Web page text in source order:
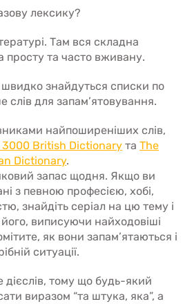
лексику?
Там вся складна
просту та часто вживану.
швидко знайдуться списки по
слів для запам’ятовування.
найпоширеніших слів,
3000 British Dictionary та The
Dictionary.
запас щодня. Якщо ви
з певною професією, хобі,
знайдіть серіал на цю тему і
виписуючи найходовіші
як вони запам’ятаються і
ситуації.
дієслів, тому що будь-який
виразом “та штука, яка”, а